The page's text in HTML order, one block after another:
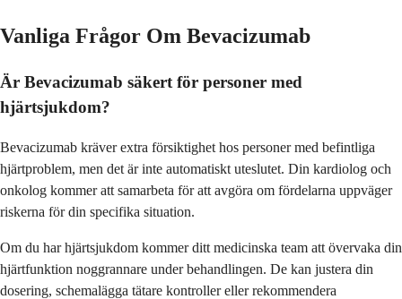
Vanliga Frågor Om Bevacizumab
Är Bevacizumab säkert för personer med
hjärtsjukdom?
Bevacizumab kräver extra försiktighet hos personer med befintliga
hjärtproblem, men det är inte automatiskt uteslutet. Din kardiolog och
onkolog kommer att samarbeta för att avgöra om fördelarna uppväger
riskerna för din specifika situation.
Om du har hjärtsjukdom kommer ditt medicinska team att övervaka din
hjärtfunktion noggrannare under behandlingen. De kan justera din
dosering, schemalägga tätare kontroller eller rekommendera